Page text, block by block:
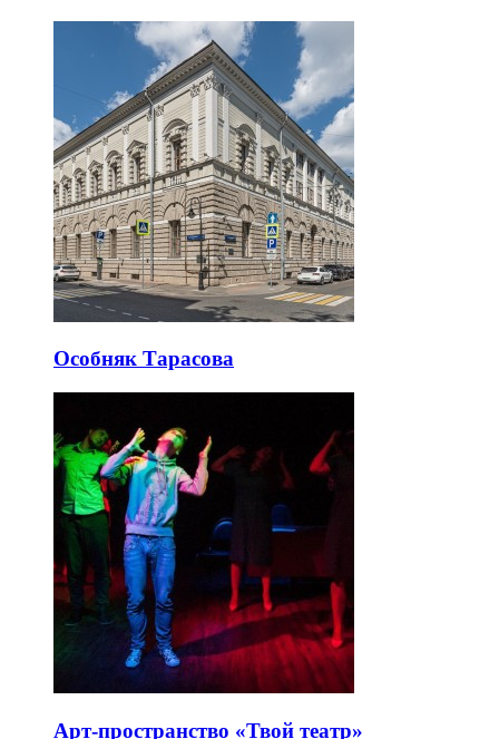
Особняк Тарасова
Арт-пространство «Твой театр»